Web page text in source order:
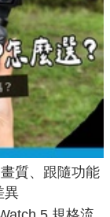
質、跟隨功能
異